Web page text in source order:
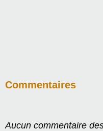
Commentaires
Aucun commentaire